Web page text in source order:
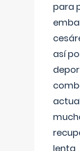
para
así
lenta